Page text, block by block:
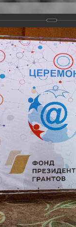
Версия для
Новости